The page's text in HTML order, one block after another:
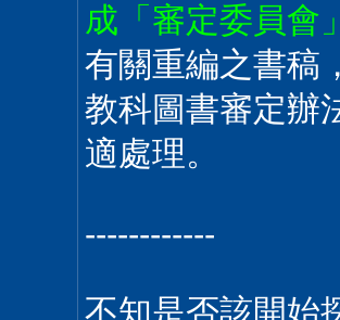
成「審定委員會
有關重編之書稿
教科圖書審定辦
適處理。
------------
不知是否該開始